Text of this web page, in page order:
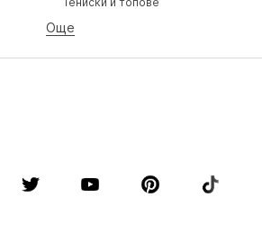
Бельо
Блузи и туники
Premium
Още